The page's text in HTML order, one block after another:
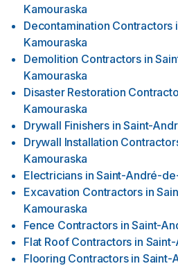
Kamouraska
Decontamination Contractors
Kamouraska
Demolition Contractors in
Kamouraska
Disaster Restoration
Kamouraska
Drywall Finishers in Saint-
Drywall Installation
Kamouraska
Electricians in Saint-André-
Excavation Contractors in
Kamouraska
Fence Contractors in Saint-
Flat Roof Contractors in
Flooring Contractors in Saint-